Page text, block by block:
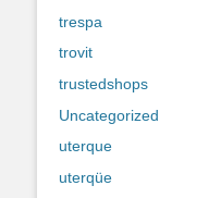
trespa
trovit
trustedshops
Uncategorized
uterque
uterqüe